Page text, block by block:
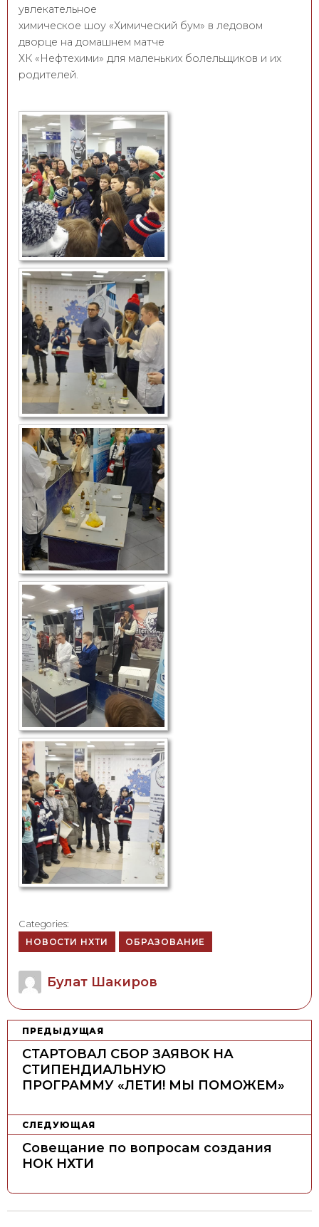
увлекательное
химическое шоу «Химический бум» в ледовом
дворце на домашнем матче
ХК «Нефтехими» для маленьких болельщиков и их
родителей.
Categories:
НОВОСТИ НХТИ
ОБРАЗОВАНИЕ
Author
Булат Шакиров
Н
я
п
ПРЕДЫДУЩАЯ
СТАРТОВАЛ СБОР ЗАЯВОК НА
СТИПЕНДИАЛЬНУЮ
ПРОГРАММУ «ЛЕТИ! МЫ ПОМОЖЕМ»
СЛЕДУЮЩАЯ
Совещание по вопросам создания
НОК НХТИ